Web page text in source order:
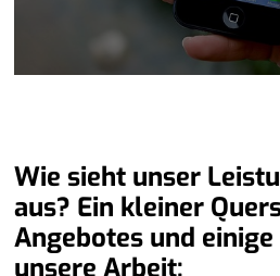
Wie sieht unser
aus? Ein kleiner
Angebotes und
unsere Arbeit: